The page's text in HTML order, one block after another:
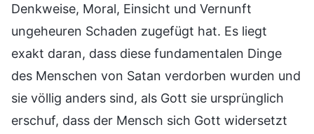
Denkweise, Moral, Einsicht und Vernunft
ungeheuren Schaden zugefügt hat. Es liegt
exakt daran, dass diese fundamentalen Dinge
des Menschen von Satan verdorben wurden und
sie völlig anders sind, als Gott sie ursprünglich
erschuf, dass der Mensch sich Gott widersetzt